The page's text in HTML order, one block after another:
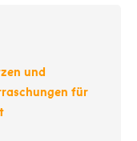
und
für